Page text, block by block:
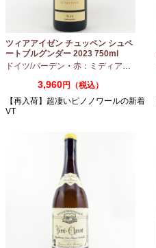
ツィアアイゼン チュッペン シュペ
ートブルグンダー 2023 750ml
ドイツ/バーデン ・ 赤：ミディアムボディ
3,960円（税込）
【再入荷】超凄いピノノワールの新着
VT